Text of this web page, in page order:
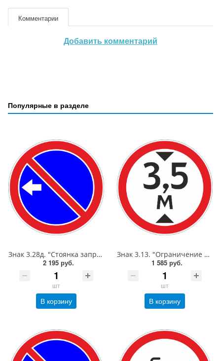
Комментарии
Добавить комментарий
Популярные в разделе
Знак 3.28д. "Стоянка запрещена",D=700, Тип А (la) Инженерная (5 лет)металл 0.8 мм
2 195 руб.
шт
В корзину
Знак 3.13. "Ограничение высоты",D=600, Тип А Коммерческая (3 года),металл 0.8 мм
1 585 руб.
шт
В корзину